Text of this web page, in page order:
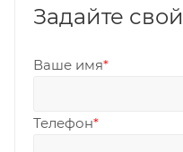
Задайте
Ваше имя*
Телефон*